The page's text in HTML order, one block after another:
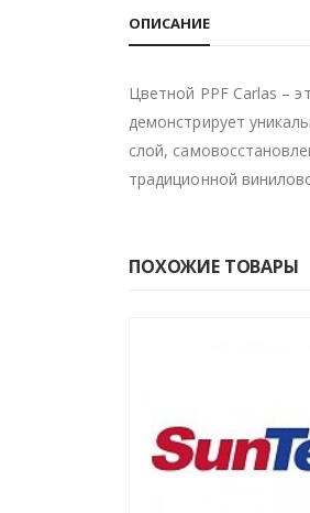
ОПИСАНИЕ
Цветной PPF Carlas –
демонстрирует
слой,
традиционной
ПОХОЖИЕ ТОВАРЫ